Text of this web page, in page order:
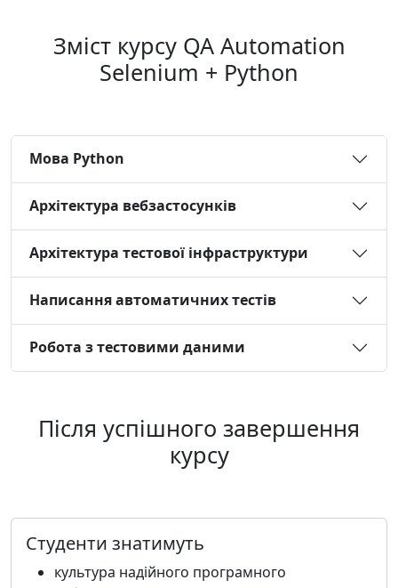
Зміст курсу QA Automation
Selenium + Python
Мова Python
Архітектура вебзастосунків
Архітектура тестової інфраструктури
Написання автоматичних тестів
Робота з тестовими даними
Після успішного завершення
курсу
Студенти знатимуть
культура надійного програмного